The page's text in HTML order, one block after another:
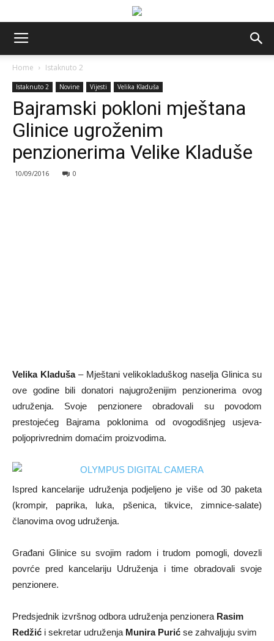
Home Istaknuto 2
Istaknuto 2 Novine Vijesti Velika Kladuša
Bajramski pokloni mještana
Glinice ugroženim
penzionerima Velike Kladuše
10/09/2016 0
Velika Kladuša– Mještani velikokladuškog naselja Glinica su
ove godine bili donatori najugroženijim penzionerima ovog
udruženja. Svoje penzionere obradovali su povodom
prestojećeg Bajrama poklonima od ovogodišnjeg usjeva-
poljoprivrednim domaćim proizvodima.
Ispred kancelarije udruženja podjeljeno je više od 30 paketa
(krompir, paprika, luka, pšenica, tikvice, zimnice-salate)
članovima ovog udruženja.
Građani Glinice su svojim radom i trudom pomogli, dovezli
povrće pred kancelariju Udruženja i time obradovali svoje
penzionere.
Predsjednik izvršnog odbora udruženja penzionera Rasim
Redžić i sekretar udruženja Munira Purić se zahvaljuju svim